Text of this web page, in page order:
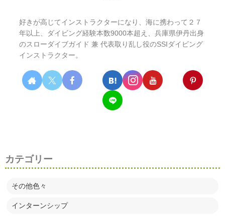
好きが高じてインストラクターになり、海に携わって２７
年以上、ダイビング経験本数9000本超え、兵庫県伊丹出身
のスローダイブガイド 兼 代表取り乱し役のSSIダイビング
インストラクター。
カテゴリー
その他色々
インターンシップ